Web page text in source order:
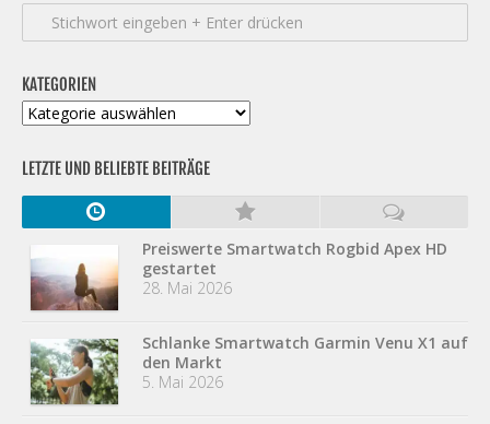
KATEGORIEN
Kategorien
LETZTE UND BELIEBTE BEITRÄGE
Preiswerte Smartwatch Rogbid Apex HD
gestartet
28. Mai 2026
Schlanke Smartwatch Garmin Venu X1 auf
den Markt
5. Mai 2026